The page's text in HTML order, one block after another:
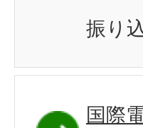
振り
国際